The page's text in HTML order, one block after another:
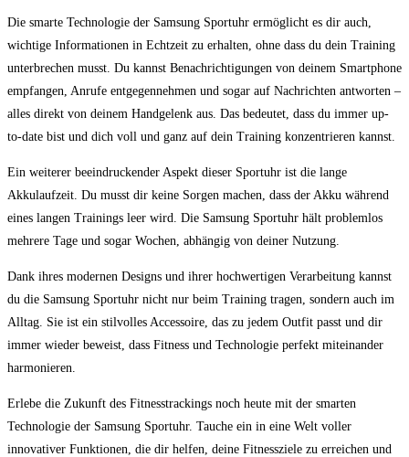
Die smarte Technologie der Samsung Sportuhr ermöglicht es dir auch,
wichtige ‍Informationen ‌in Echtzeit zu erhalten,‌ ohne dass du‍ dein Training
unterbrechen musst.⁤ Du kannst Benachrichtigungen ‍von deinem Smartphone
empfangen, Anrufe entgegennehmen und sogar auf Nachrichten antworten –
alles direkt von deinem Handgelenk aus. Das bedeutet, dass ​du ⁤immer up-
to-date ⁤bist und dich voll und ganz auf dein Training ⁢konzentrieren kannst.
Ein weiterer ⁤beeindruckender Aspekt dieser Sportuhr ist die lange
Akkulaufzeit. Du musst dir ‌keine Sorgen machen, dass⁣ der Akku während
eines langen Trainings leer ​wird. Die Samsung Sportuhr hält problemlos
mehrere Tage und sogar⁣ Wochen, abhängig von deiner Nutzung.
Dank ihres modernen Designs und ihrer hochwertigen Verarbeitung kannst
du die Samsung Sportuhr nicht nur ⁢beim ​Training tragen, sondern auch im
Alltag. Sie ist ein stilvolles Accessoire,‌ das zu jedem Outfit ‌passt‌ und dir
immer wieder beweist, dass Fitness und Technologie perfekt miteinander
harmonieren.
Erlebe ⁤die Zukunft des Fitnesstrackings ​noch‍ heute mit der‍ smarten
Technologie der Samsung Sportuhr. Tauche ein in eine Welt voller
innovativer Funktionen, die⁣ dir ​helfen, deine Fitnessziele⁣ zu erreichen und